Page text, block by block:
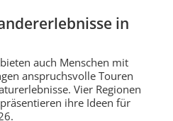
in
auch Menschen mit
anspruchsvolle Touren
Vier Regionen
ihre Ideen für